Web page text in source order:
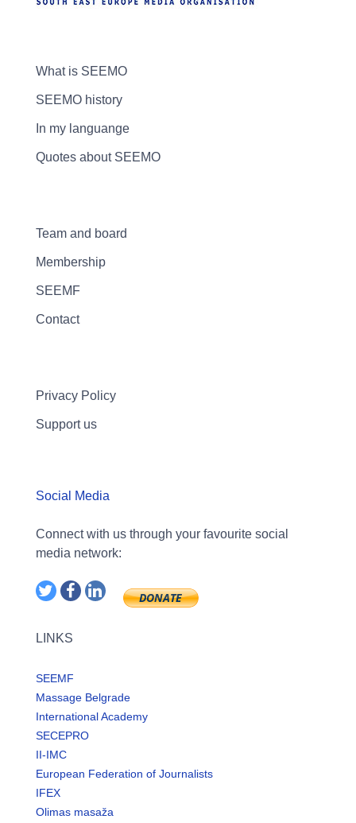
What is SEEMO
SEEMO history
In my languange
Quotes about SEEMO
Team and board
Membership
SEEMF
Contact
Privacy Policy
Support us
Social Media
Connect with us through your favourite social
media network:
LINKS
SEEMF
Massage Belgrade
International Academy
SECEPRO
II-IMC
European Federation of Journalists
IFEX
Olimas masaža